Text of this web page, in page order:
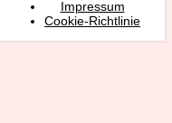
Impressum
Cookie-Richtlinie